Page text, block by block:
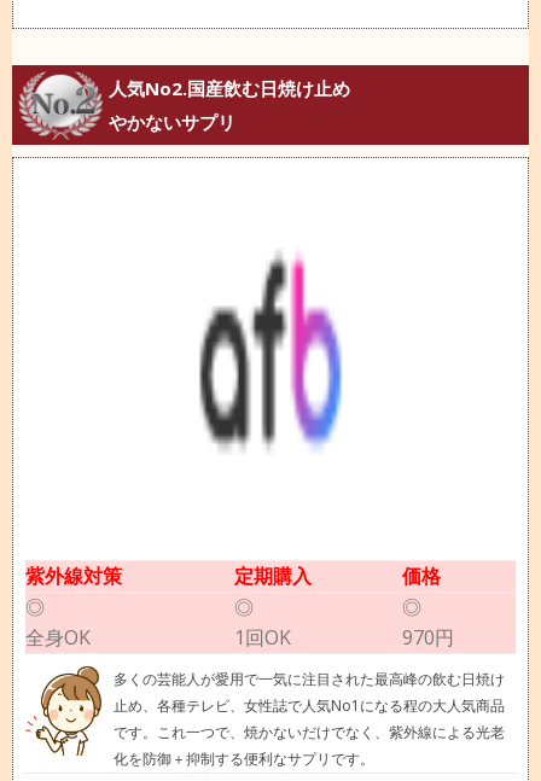
人気No2.国産飲む日焼け止め
やかないサプリ
紫外線対策 定期購入
価格
◎
全身OK
◎
1回OK
◎
970円
多くの芸能人が愛用で一気に注目された最高峰の飲む日焼け
止め、各種テレビ、女性誌で人気No1になる程の大人気商品
です。これ一つで、焼かないだけでなく、紫外線による光老
化を防御＋抑制する便利なサプリです。